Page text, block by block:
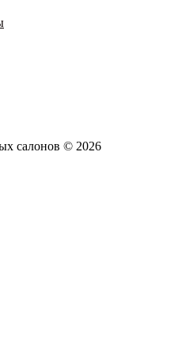
салонов © 2026